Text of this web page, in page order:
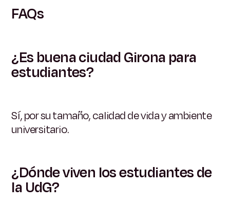
FAQs
¿Es buena ciudad Girona para
estudiantes?
Sí, por su tamaño, calidad de vida y ambiente
universitario.
¿Dónde viven los estudiantes de
la UdG?